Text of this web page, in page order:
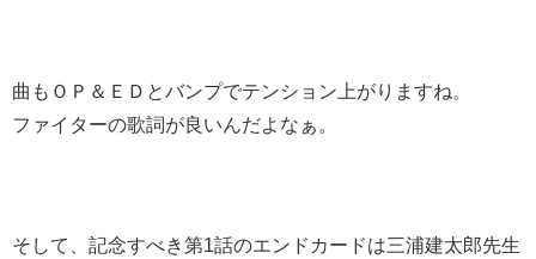
曲もＯＰ＆ＥＤとバンプでテンション上がりますね。
ファイターの歌詞が良いんだよなぁ。
そして、記念すべき第1話のエンドカードは三浦建太郎先生